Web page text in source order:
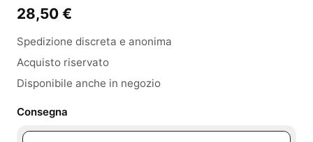
28,50 €
Spedizione discreta e anonima
Acquisto riservato
Disponibile anche in negozio
Consegna